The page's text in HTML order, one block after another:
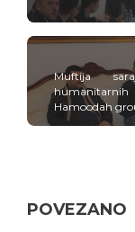
Muftija
Hamoodah
POVEZANO